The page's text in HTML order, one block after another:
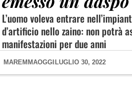
L’uomo voleva entrare
d’artificio nello zaino: non potrà
manifestazioni per due anni
MAREMMAOGGI LUGLIO 30, 2022